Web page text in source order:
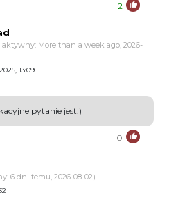
2
aktywny: More than a week ago, 2026-
13:09
pytanie jest:)
0
6 dni temu, 2026-08-02)